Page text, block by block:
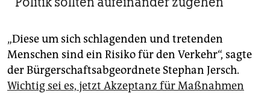
„Diese um sich schlagenden und tretenden
Menschen sind ein Risiko für den Verkehr“, sagte
der Bürgerschaftsabgeordnete Stephan Jersch.
Wichtig sei es, jetzt Akzeptanz für Maßnahmen